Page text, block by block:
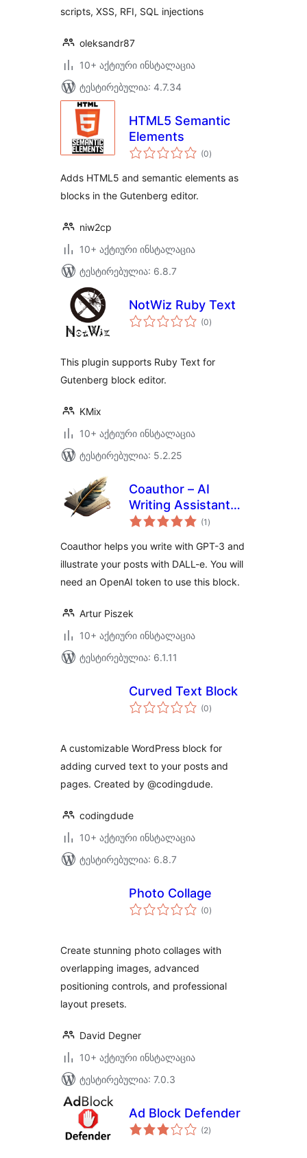
scripts, XSS, RFI, SQL injections
oleksandr87
10+ აქტიური ინსტალაცია
ტესტირებულია: 4.7.34
HTML5 Semantic
Elements
(0საერთო
რეიტინგი
)
Adds HTML5 and semantic elements as
blocks in the Gutenberg editor.
niw2cp
10+ აქტიური ინსტალაცია
ტესტირებულია: 6.8.7
NotWiz Ruby Text
(0საერთო
რეიტინგი
)
This plugin supports Ruby Text for
Gutenberg block editor.
KMix
10+ აქტიური ინსტალაცია
ტესტირებულია: 5.2.25
Coauthor – AI
Writing Assistant
and Artist
(1 საერთო
რეიტინგი
)
Coauthor helps you write with GPT-3 and
illustrate your posts with DALL-e. You will
need an OpenAI token to use this block.
Artur Piszek
10+ აქტიური ინსტალაცია
ტესტირებულია: 6.1.11
Curved Text Block
(0საერთო
რეიტინგი
)
A customizable WordPress block for
adding curved text to your posts and
pages. Created by @codingdude.
codingdude
10+ აქტიური ინსტალაცია
ტესტირებულია: 6.8.7
Photo Collage
(0საერთო
რეიტინგი
)
Create stunning photo collages with
overlapping images, advanced
positioning controls, and professional
layout presets.
David Degner
10+ აქტიური ინსტალაცია
ტესტირებულია: 7.0.3
Ad Block Defender
(2საერთო
რეიტინგი
)